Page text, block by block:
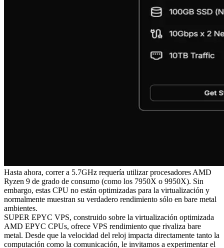
Hasta ahora, correr a 5.7GHz requería utilizar procesadores AMD
Ryzen 9 de grado de consumo (como los 7950X o 9950X). Sin
embargo, estas CPU no están optimizadas para la virtualización y
normalmente muestran su verdadero rendimiento sólo en bare metal
ambientes.
SUPER EPYC VPS, construido sobre la virtualización optimizada
AMD EPYC CPUs, ofrece VPS rendimiento que rivaliza bare
metal. Desde que la velocidad del reloj impacta directamente tanto la
computación como la comunicación, le invitamos a experimentar el